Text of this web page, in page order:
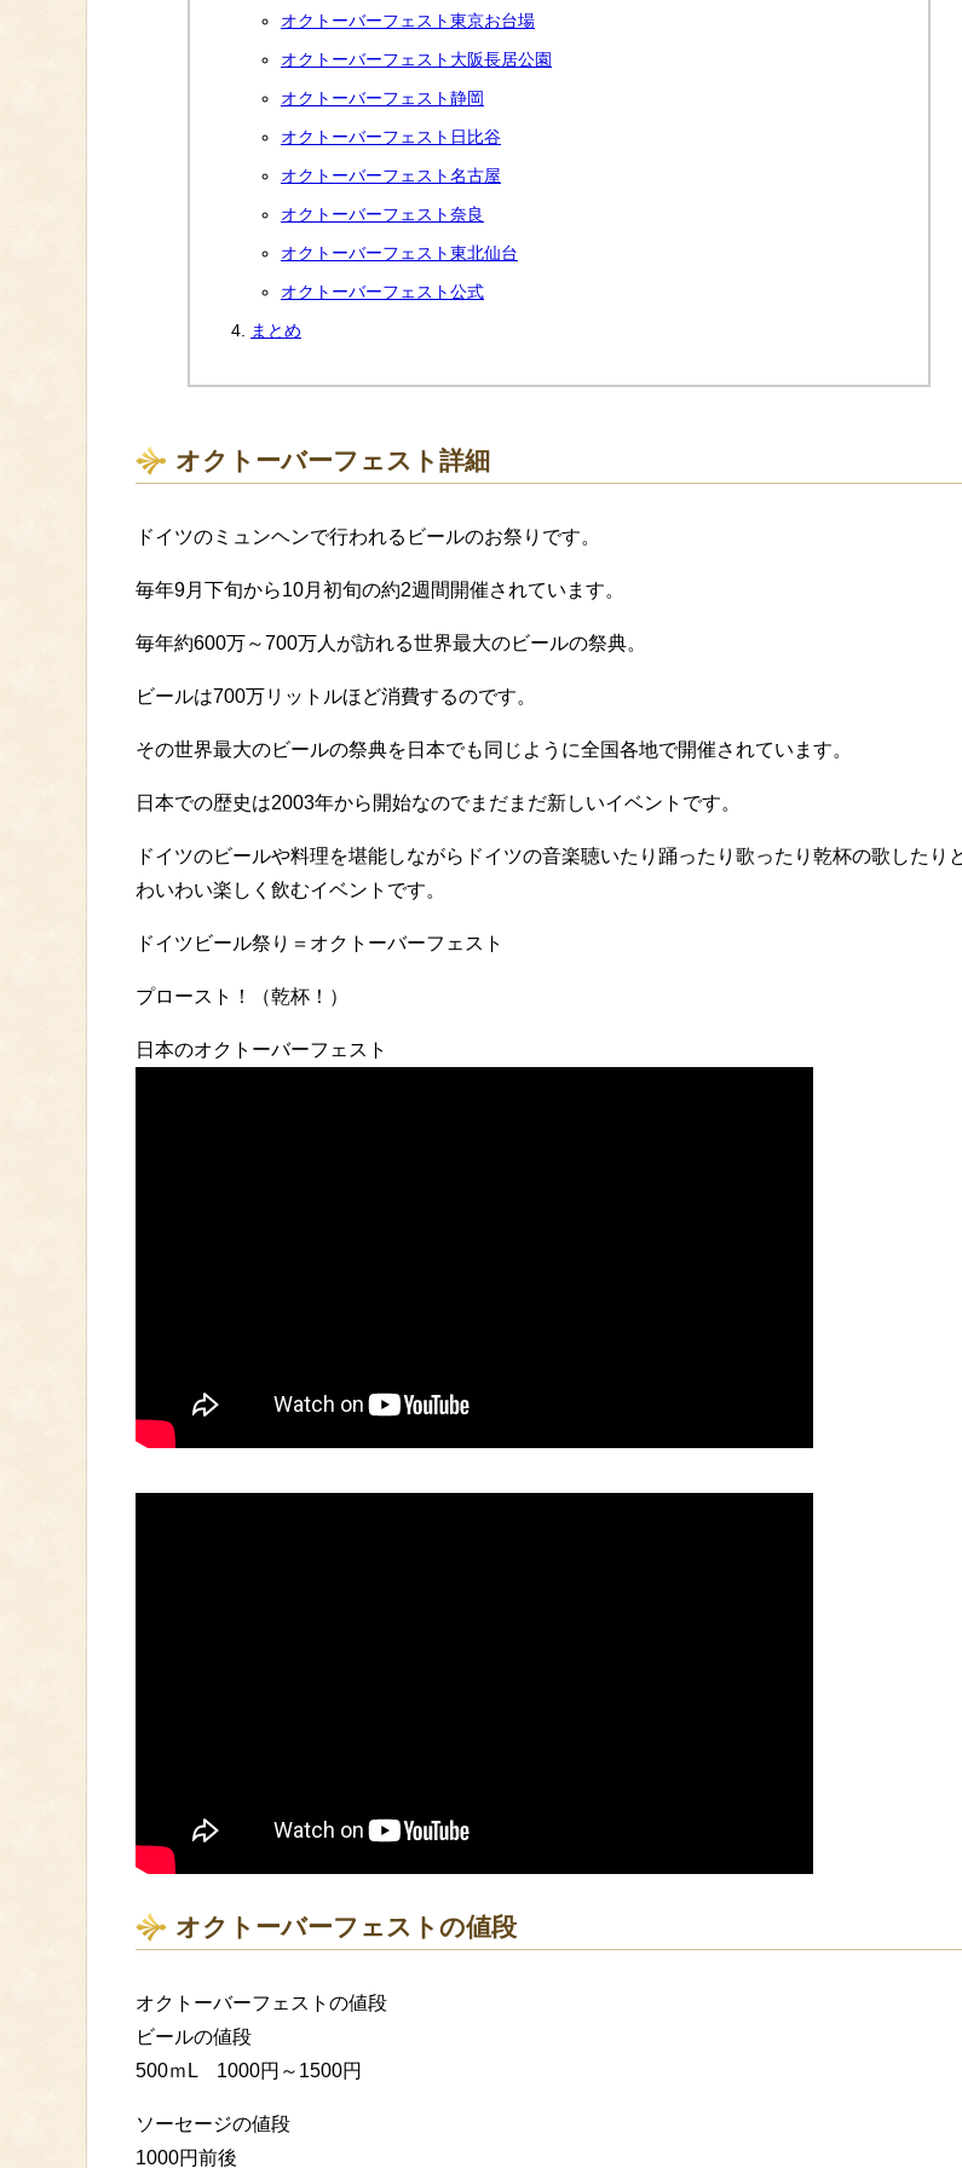
オクトーバーフェスト東京お台場
オクトーバーフェスト大阪長居公園
オクトーバーフェスト静岡
オクトーバーフェスト日比谷
オクトーバーフェスト名古屋
オクトーバーフェスト奈良
オクトーバーフェスト東北仙台
オクトーバーフェスト公式
まとめ
オクトーバーフェスト詳細
ドイツのミュンヘンで行われるビールのお祭りです。
毎年9月下旬から10月初旬の約2週間開催されています。
毎年約600万～700万人が訪れる世界最大のビールの祭典。
ビールは700万リットルほど消費するのです。
その世界最大のビールの祭典を日本でも同じように全国各地で開催されています。
日本での歴史は2003年から開始なのでまだまだ新しいイベントです。
ドイツのビールや料理を堪能しながらドイツの音楽聴いたり踊ったり歌ったり乾杯の歌したり
わいわい楽しく飲むイベントです。
ドイツビール祭り＝オクトーバーフェスト
プロースト！（乾杯！）
日本のオクトーバーフェスト
オクトーバーフェストの値段
オクトーバーフェストの値段
ビールの値段
500ｍL 1000円～1500円
ソーセージの値段
1000円前後